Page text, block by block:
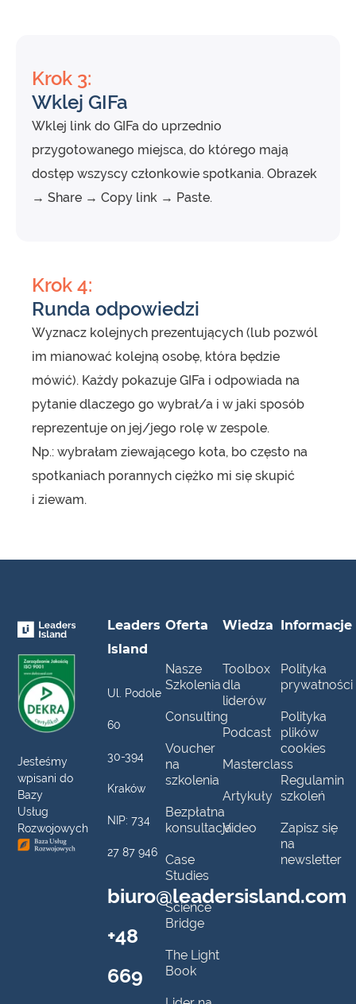
Krok 3:
Wklej GIFa
Wklej link do GIFa do uprzednio
przygotowanego miejsca, do którego mają
dostęp wszyscy członkowie spotkania. Obrazek
→ Share → Copy link → Paste.
Krok 4:
Runda odpowiedzi
Wyznacz kolejnych prezentujących (lub pozwól
im mianować kolejną osobę, która będzie
mówić). Każdy pokazuje GIFa i odpowiada na
pytanie dlaczego go wybrał/a i w jaki sposób
reprezentuje on jej/jego rolę w zespole.
Np.: wybrałam ziewającego kota, bo często na
spotkaniach porannych ciężko mi się skupić
i ziewam.
Jesteśmy
wpisani do
Bazy
Usług
Rozwojowych
Leaders
Island
Ul. Podole
60
30-394
Kraków
NIP: 734
27 87 946
biuro@leadersisland.com
+48
669
Oferta
Nasze
Szkolenia
Consulting
Voucher
na
szkolenia
Bezpłatna
konsultacja
Case
Studies
Science
Bridge
The Light
Book
Wiedza
Toolbox
dla
liderów
Podcast
Masterclass
Artykuły
Video
Informacje
Polityka
prywatności
Polityka
plików
cookies
Regulamin
szkoleń
Zapisz się
na
newsletter